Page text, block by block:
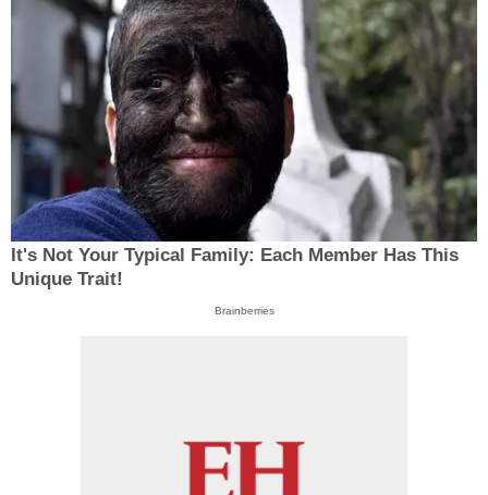
It's Not Your Typical Family: Each Member Has This
Unique Trait!
Brainberries